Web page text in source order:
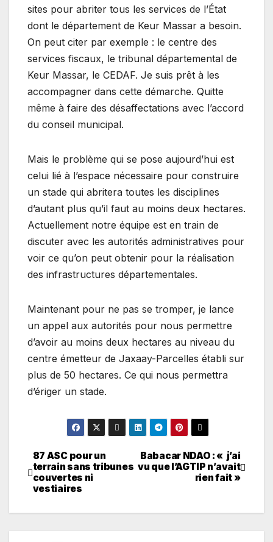
sites pour abriter tous les services de l’État
dont le département de Keur Massar a besoin.
On peut citer par exemple : le centre des
services fiscaux, le tribunal départemental de
Keur Massar, le CEDAF. Je suis prêt à les
accompagner dans cette démarche. Quitte
même à faire des désaffectations avec l’accord
du conseil municipal.
Mais le problème qui se pose aujourd’hui est
celui lié à l’espace nécessaire pour construire
un stade qui abritera toutes les disciplines
d’autant plus qu’il faut au moins deux hectares.
Actuellement notre équipe est en train de
discuter avec les autorités administratives pour
voir ce qu’on peut obtenir pour la réalisation
des infrastructures départementales.
Maintenant pour ne pas se tromper, je lance
un appel aux autorités pour nous permettre
d’avoir au moins deux hectares au niveau du
centre émetteur de Jaxaay-Parcelles établi sur
plus de 50 hectares. Ce qui nous permettra
d’ériger un stade.
Navigation
de
l’article
Babacar NDAO : « j’ai
vu que l’AGTIP n’avait
rien fait »
87 ASC pour un
terrain sans tribunes
couvertes ni
vestiaires